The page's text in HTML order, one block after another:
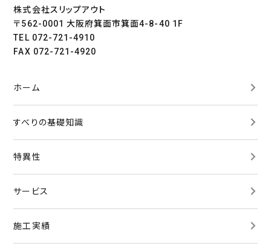
株式会社スリップアウト
〒562-0001 大阪府箕面市箕面4-8-40 1F
TEL 072-721-4910
FAX 072-721-4920
ホーム
すべりの基礎知識
特異性
サービス
施工実績